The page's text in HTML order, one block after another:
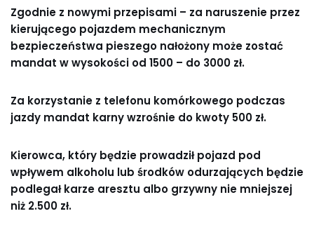
Zgodnie z nowymi przepisami – za naruszenie przez
kierującego pojazdem mechanicznym
bezpieczeństwa pieszego nałożony może zostać
mandat w wysokości od 1500 – do 3000 zł.
Za korzystanie z telefonu komórkowego podczas
jazdy mandat karny wzrośnie do kwoty 500 zł.
Kierowca, który będzie prowadził pojazd pod
wpływem alkoholu lub środków odurzających będzie
podlegał karze aresztu albo grzywny nie mniejszej
niż 2.500 zł.